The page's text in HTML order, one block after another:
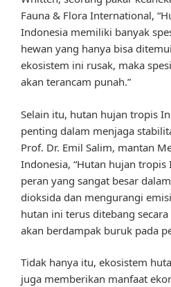
Fauna & Flora International,
Indonesia memiliki banyak
hewan yang hanya bisa
ekosistem ini rusak, maka
akan terancam punah.”
Selain itu, hutan hujan tropis
penting dalam menjaga
Prof. Dr. Emil Salim, mantan
Indonesia, “Hutan hujan
peran yang sangat besar
dioksida dan mengurangi
hutan ini terus ditebang
akan berdampak buruk pada
Tidak hanya itu, ekosistem
juga memberikan manfaat